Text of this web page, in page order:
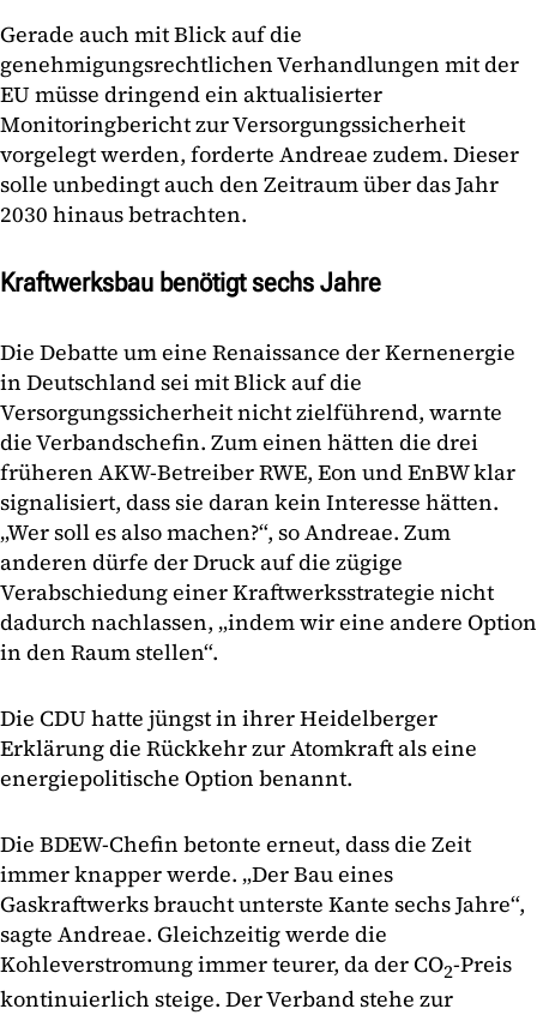
Gerade auch mit Blick auf die
genehmigungsrechtlichen Verhandlungen mit der
EU müsse dringend ein aktualisierter
Monitoringbericht zur Versorgungssicherheit
vorgelegt werden, forderte Andreae zudem. Dieser
solle unbedingt auch den Zeitraum über das Jahr
2030 hinaus betrachten.
Kraftwerksbau benötigt sechs Jahre
Die Debatte um eine Renaissance der Kernenergie
in Deutschland sei mit Blick auf die
Versorgungssicherheit nicht zielführend, warnte
die Verbandschefin. Zum einen hätten die drei
früheren AKW-Betreiber RWE, Eon und EnBW klar
signalisiert, dass sie daran kein Interesse hätten.
„Wer soll es also machen?“, so Andreae. Zum
anderen dürfe der Druck auf die zügige
Verabschiedung einer Kraftwerksstrategie nicht
dadurch nachlassen, „indem wir eine andere Option
in den Raum stellen“.
Die CDU hatte jüngst in ihrer Heidelberger
Erklärung die Rückkehr zur Atomkraft als eine
energiepolitische Option benannt.
Die BDEW-Chefin betonte erneut, dass die Zeit
immer knapper werde. „Der Bau eines
Gaskraftwerks braucht unterste Kante sechs Jahre“,
sagte Andreae. Gleichzeitig werde die
Kohleverstromung immer teurer, da der CO2-Preis
kontinuierlich steige. Der Verband stehe zur